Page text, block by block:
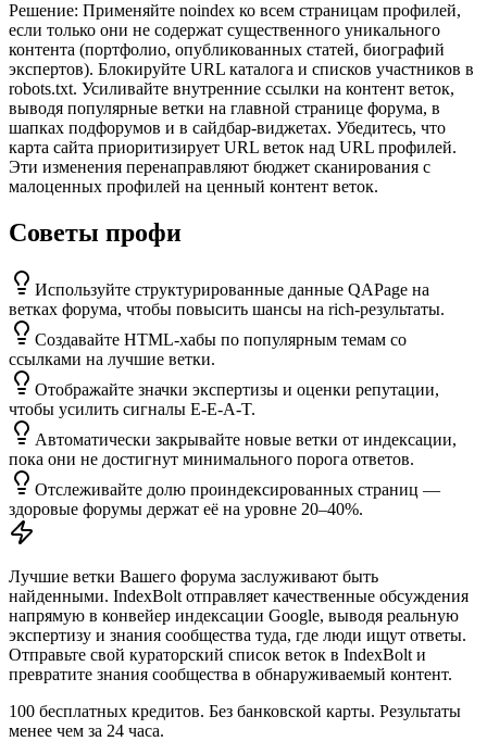
Решение: Применяйте noindex ко всем страницам профилей,
если только они не содержат существенного уникального
контента (портфолио, опубликованных статей, биографий
экспертов). Блокируйте URL каталога и списков участников в
robots.txt. Усиливайте внутренние ссылки на контент веток,
выводя популярные ветки на главной странице форума, в
шапках подфорумов и в сайдбар-виджетах. Убедитесь, что
карта сайта приоритизирует URL веток над URL профилей.
Эти изменения перенаправляют бюджет сканирования с
малоценных профилей на ценный контент веток.
Советы профи
Используйте структурированные данные QAPage на
ветках форума, чтобы повысить шансы на rich-результаты.
Создавайте HTML-хабы по популярным темам со
ссылками на лучшие ветки.
Отображайте значки экспертизы и оценки репутации,
чтобы усилить сигналы E-E-A-T.
Автоматически закрывайте новые ветки от индексации,
пока они не достигнут минимального порога ответов.
Отслеживайте долю проиндексированных страниц —
здоровые форумы держат её на уровне 20–40%.
Лучшие ветки Вашего форума заслуживают быть
найденными. IndexBolt отправляет качественные обсуждения
напрямую в конвейер индексации Google, выводя реальную
экспертизу и знания сообщества туда, где люди ищут ответы.
Отправьте свой кураторский список веток в IndexBolt и
превратите знания сообщества в обнаруживаемый контент.
100 бесплатных кредитов. Без банковской карты. Результаты
менее чем за 24 часа.